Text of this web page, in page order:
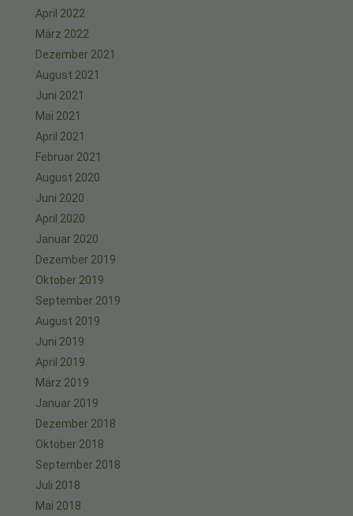
April 2022
März 2022
Dezember 2021
August 2021
Juni 2021
Mai 2021
April 2021
Februar 2021
August 2020
Juni 2020
April 2020
Januar 2020
Dezember 2019
Oktober 2019
September 2019
August 2019
Juni 2019
April 2019
März 2019
Januar 2019
Dezember 2018
Oktober 2018
September 2018
Juli 2018
Mai 2018